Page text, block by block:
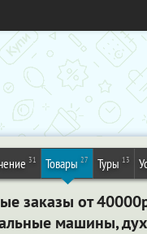
31 Товары 27 Туры 13
заказы от
машины,